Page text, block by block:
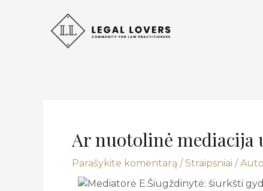
Ar nuotolinė mediacija
Parašykite komentarą /Straipsniai /